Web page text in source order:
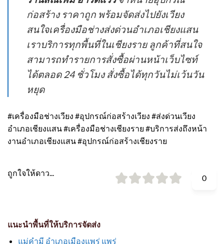
ก่อสร้าง ราคาถูก พร้อมจัดส่งไปยังเวียง
สนใจเครื่องมือช่างส่งด่วนอำเภอเชียงแสน
เราบริการทุกพื้นที่ในเชียงราย ลูกค้าที่สนใจ
สามารถทำรายการสั่งซื้อผ่านหน้าเว็บไซท์
ได้ตลอด 24 ชั่วโมง สั่งซื้อได้ทุกวันไม่เว้นวัน
หยุด
#เครื่องมือช่างเวียง #อุปกรณ์ก่อสร้างเวียง #ส่งด่วนเวียง
อำเภอเชียงแสน #เครื่องมือช่างเชียงราย #บริการส่งถึงหน้า
งานอำเภอเชียงแสน #อุปกรณ์ก่อสร้างเชียงราย
ถูกใจให้ดาว...
0
แนะนำพื้นที่ให้บริการจัดส่ง
แม่คำมี อำเภอเมืองแพร่ แพร่